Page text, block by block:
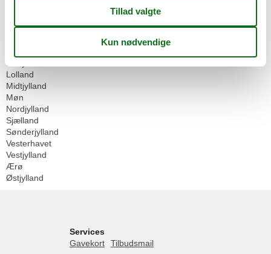
Falster
Lolland
Midtjylland
Møn
Nordjylland
Sjælland
Sønderjylland
Vesterhavet
Vestjylland
Ærø
Østjylland
Services
Gavekort
Tilbudsmail